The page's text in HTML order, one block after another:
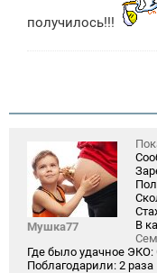
получилось!!!
Мушка77
В
Где было удачное ЭКО:
Поблагодарили: 2 раза